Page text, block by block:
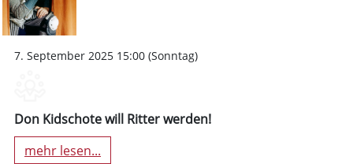
7. September 2025 15:00 (Sonntag)
Don Kidschote will Ritter werden!
mehr lesen...